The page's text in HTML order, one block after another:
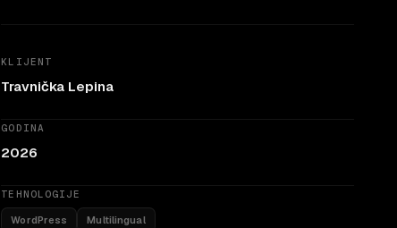
KLIJENT
Travnička Lepina
GODINA
2026
TEHNOLOGIJE
WordPress Multilingual